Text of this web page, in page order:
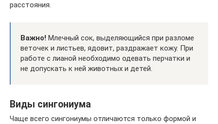
расстояния.
Важно! Млечный сок, выделяющийся при разломе
веточек и листьев, ядовит, раздражает кожу. При
работе с лианой необходимо одевать перчатки и
не допускать к ней животных и детей.
Виды сингониума
Чаще всего сингониумы отличаются только формой и